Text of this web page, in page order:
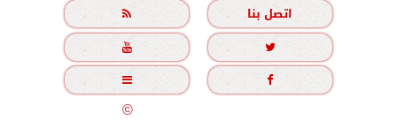
اتصل بنا





جميع الحقوق محفوظة©